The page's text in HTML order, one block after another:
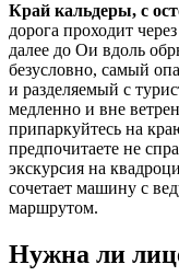
Край кальдеры, с
дорога проходит
далее до Ои вдоль
безусловно, самый
и разделяемый с
медленно и вне
припаркуйтесь на
предпочитаете не
экскурсия на
сочетает машину с
маршрутом.
Нужна ли